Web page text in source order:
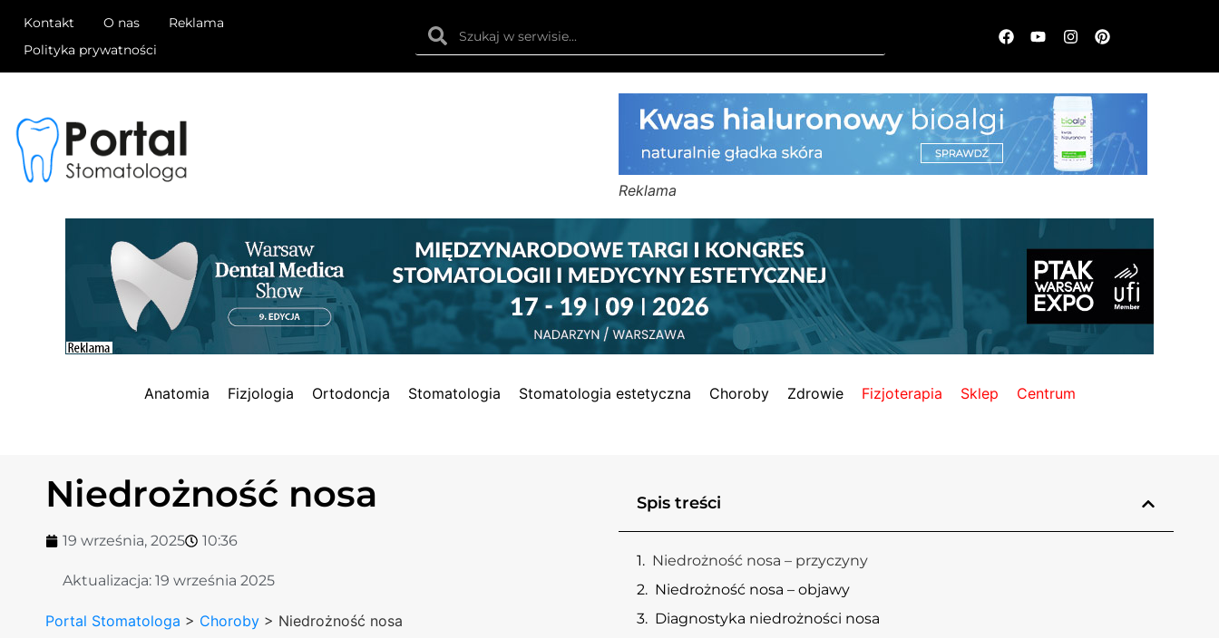
Kontakt O nas
Reklama
Polityka prywatności
Reklama
Anatomia Fizjologia Ortodoncja Stomatologia Stomatologia estetyczna Choroby Zdrowie Fizjoterapia Sklep Centrum
Niedrożność nosa
19 września, 2025 10:36
Aktualizacja:19 września 2025
Portal Stomatologa > Choroby > Niedrożność nosa
Spis treści
Niedrożność nosa – przyczyny
Niedrożność nosa – objawy
Diagnostyka niedrożności nosa